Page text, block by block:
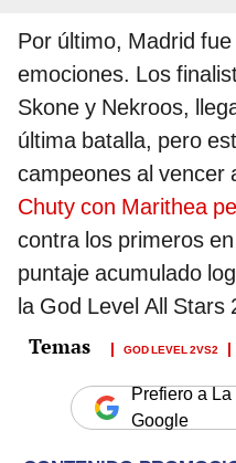
Por último, Madrid
emociones. Los
Skone y Nekroos,
última batalla, pero
campeones al vencer
Chuty con Marithea
contra los primeros
puntaje acumulado
la God Level All Stars
GOD LEVEL 2VS2
Prefiero a
Google